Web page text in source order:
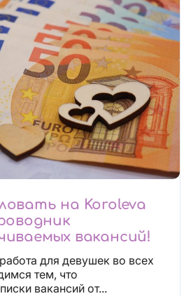
на Koroleva
вакансий!
для девушек во всех
тем, что
вакансий от...